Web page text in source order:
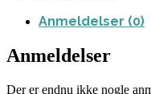
Anmeldelser (0)
Anmeldelser
Der er endnu ikke nogle